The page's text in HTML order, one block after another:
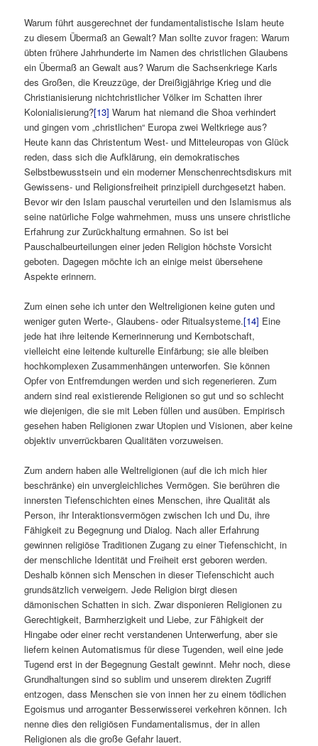
Warum führt ausgerechnet der fundamentalistische Islam heute
zu diesem Übermaß an Gewalt? Man sollte zuvor fragen: Warum
übten frühere Jahrhunderte im Namen des christlichen Glaubens
ein Übermaß an Gewalt aus? Warum die Sachsenkriege Karls
des Großen, die Kreuzzüge, der Dreißigjährige Krieg und die
Christianisierung nichtchristlicher Völker im Schatten ihrer
Kolonialisierung?[13] Warum hat niemand die Shoa verhindert
und gingen vom „christlichen“ Europa zwei Weltkriege aus?
Heute kann das Christentum West- und Mitteleuropas von Glück
reden, dass sich die Aufklärung, ein demokratisches
Selbstbewusstsein und ein moderner Menschenrechtsdiskurs mit
Gewissens- und Religionsfreiheit prinzipiell durchgesetzt haben.
Bevor wir den Islam pauschal verurteilen und den Islamismus als
seine natürliche Folge wahrnehmen, muss uns unsere christliche
Erfahrung zur Zurückhaltung ermahnen. So ist bei
Pauschalbeurteilungen einer jeden Religion höchste Vorsicht
geboten. Dagegen möchte ich an einige meist übersehene
Aspekte erinnern.
Zum einen sehe ich unter den Weltreligionen keine guten und
weniger guten Werte-, Glaubens- oder Ritualsysteme.[14] Eine
jede hat ihre leitende Kernerinnerung und Kernbotschaft,
vielleicht eine leitende kulturelle Einfärbung; sie alle bleiben
hochkomplexen Zusammenhängen unterworfen. Sie können
Opfer von Entfremdungen werden und sich regenerieren. Zum
andern sind real existierende Religionen so gut und so schlecht
wie diejenigen, die sie mit Leben füllen und ausüben. Empirisch
gesehen haben Religionen zwar Utopien und Visionen, aber keine
objektiv unverrückbaren Qualitäten vorzuweisen.
Zum andern haben alle Weltreligionen (auf die ich mich hier
beschränke) ein unvergleichliches Vermögen. Sie berühren die
innersten Tiefenschichten eines Menschen, ihre Qualität als
Person, ihr Interaktionsvermögen zwischen Ich und Du, ihre
Fähigkeit zu Begegnung und Dialog. Nach aller Erfahrung
gewinnen religiöse Traditionen Zugang zu einer Tiefenschicht, in
der menschliche Identität und Freiheit erst geboren werden.
Deshalb können sich Menschen in dieser Tiefenschicht auch
grundsätzlich verweigern. Jede Religion birgt diesen
dämonischen Schatten in sich. Zwar disponieren Religionen zu
Gerechtigkeit, Barmherzigkeit und Liebe, zur Fähigkeit der
Hingabe oder einer recht verstandenen Unterwerfung, aber sie
liefern keinen Automatismus für diese Tugenden, weil eine jede
Tugend erst in der Begegnung Gestalt gewinnt. Mehr noch, diese
Grundhaltungen sind so sublim und unserem direkten Zugriff
entzogen, dass Menschen sie von innen her zu einem tödlichen
Egoismus und arroganter Besserwisserei verkehren können. Ich
nenne dies den religiösen Fundamentalismus, der in allen
Religionen als die große Gefahr lauert.